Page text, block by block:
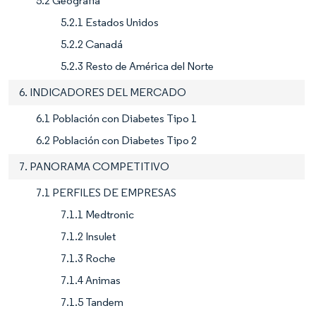
5.2.1 Estados Unidos
5.2.2 Canadá
5.2.3 Resto de América del Norte
6. INDICADORES DEL MERCADO
6.1 Población con Diabetes Tipo 1
6.2 Población con Diabetes Tipo 2
7. PANORAMA COMPETITIVO
7.1 PERFILES DE EMPRESAS
7.1.1 Medtronic
7.1.2 Insulet
7.1.3 Roche
7.1.4 Animas
7.1.5 Tandem